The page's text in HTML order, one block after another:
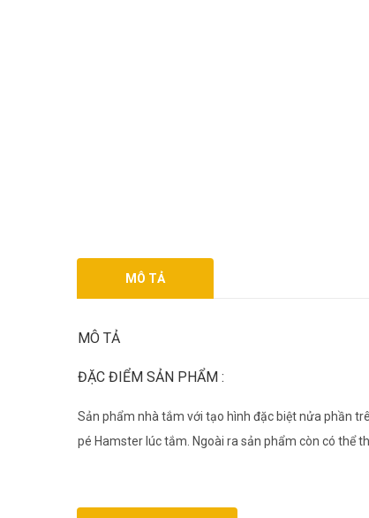
MÔ TẢ
MÔ TẢ
ĐẶC ĐIỂM SẢN PHẨM :
Sản phẩm nhà tắm với tạo hình đặc biệt nửa phần
pé Hamster lúc tắm. Ngoài ra sản phẩm còn có thể